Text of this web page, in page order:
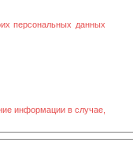
персональных данных
информации в случае,